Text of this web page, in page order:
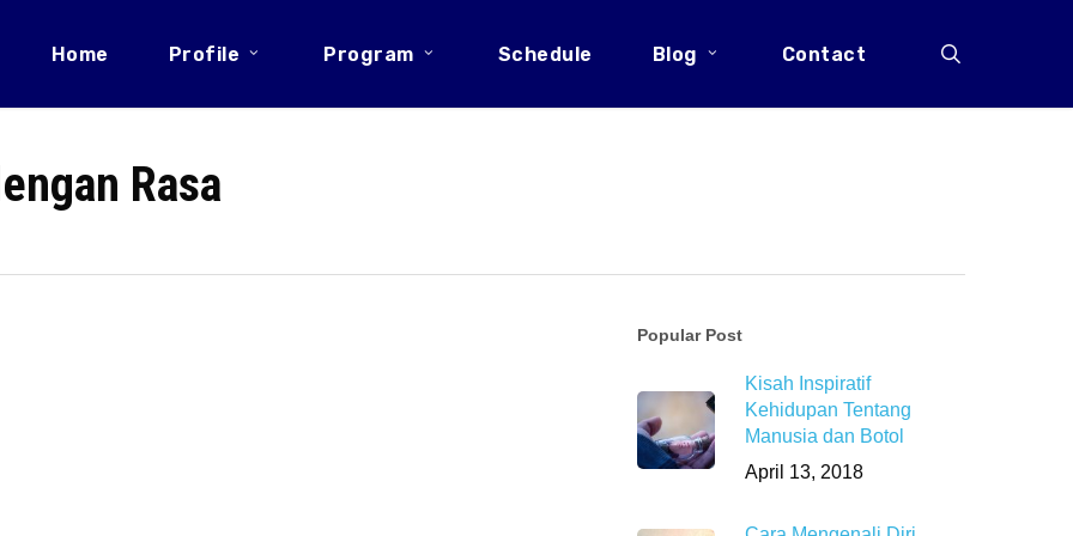
Home Profile Program Schedule Blog Contact
Rasa
Popular Post
Kisah Inspiratif
Kehidupan Tentang
Manusia dan Botol
April 13, 2018